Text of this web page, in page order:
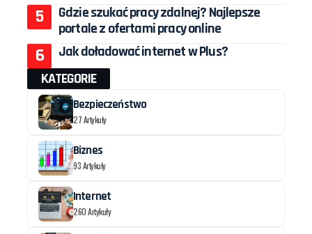
Gdzie szukać pracy zdalnej? Najlepsze
portale z ofertami pracy online
Jak doładować internet w Plus?
KATEGORIE
Bezpieczeństwo
27 Artykuły
Biznes
93 Artykuły
Internet
260 Artykuły